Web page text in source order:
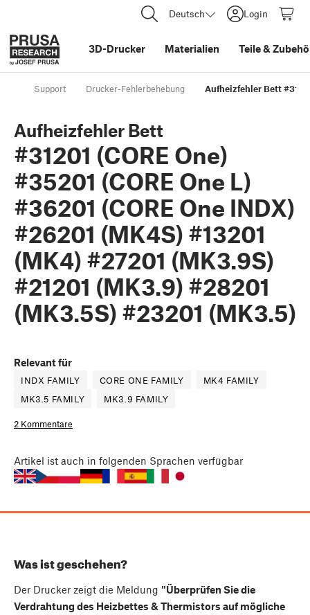
Deutsch Login
3D-Drucker Materialien Teile&
Support Drucker-Fehlerbehebung Aufheizfehler Bett
Aufheizfehler Bett
#31201 (CORE One)
#35201 (CORE One L)
#36201 (CORE One INDX)
#26201 (MK4S) #13201
(MK4) #27201 (MK3.9S)
#21201 (MK3.9) #28201
(MK3.5S) #23201 (MK3.5)
Relevant für
INDX FAMILY CORE ONE FAMILY
MK4 FAMILY
MK3.5 FAMILY
MK3.9 FAMILY
2 Kommentare
Artikel ist auch in folgenden Sprachen verfügbar
Was ist geschehen?
Der Drucker zeigt die Meldung "Überprüfen Sie die
Verdrahtung des Heizbettes & Thermistors auf mögliche